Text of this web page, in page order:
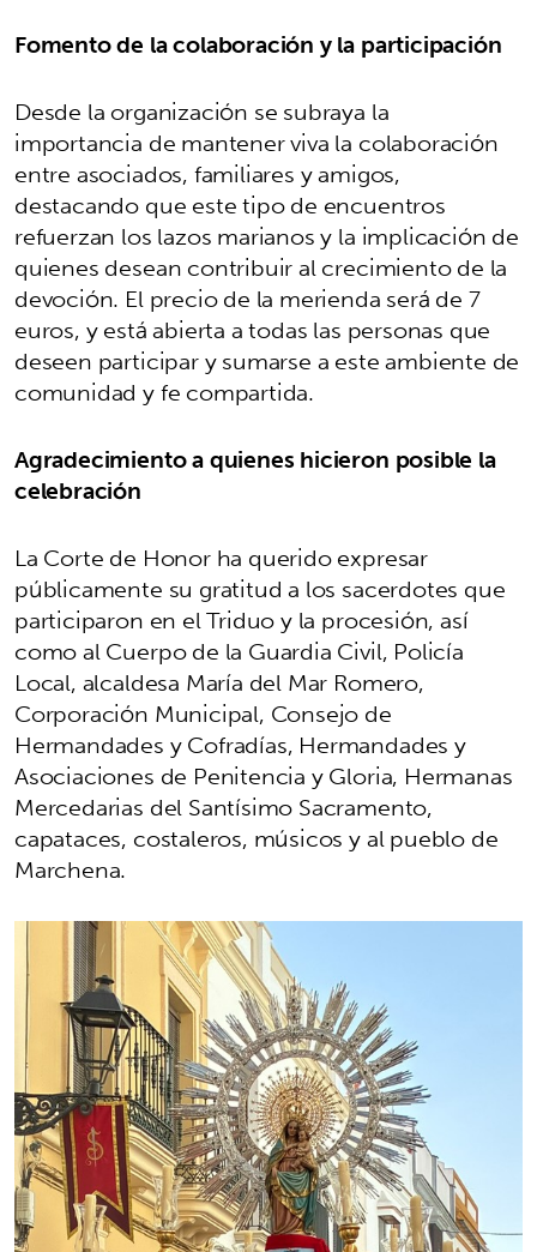
Fomento de la colaboración y la participación
Desde la organización se subraya la
importancia de mantener viva la colaboración
entre asociados, familiares y amigos,
destacando que este tipo de encuentros
refuerzan los lazos marianos y la implicación de
quienes desean contribuir al crecimiento de la
devoción. El precio de la merienda será de 7
euros, y está abierta a todas las personas que
deseen participar y sumarse a este ambiente de
comunidad y fe compartida.
Agradecimiento a quienes hicieron posible la
celebración
La Corte de Honor ha querido expresar
públicamente su gratitud a los sacerdotes que
participaron en el Triduo y la procesión, así
como al Cuerpo de la Guardia Civil, Policía
Local, alcaldesa María del Mar Romero,
Corporación Municipal, Consejo de
Hermandades y Cofradías, Hermandades y
Asociaciones de Penitencia y Gloria, Hermanas
Mercedarias del Santísimo Sacramento,
capataces, costaleros, músicos y al pueblo de
Marchena.